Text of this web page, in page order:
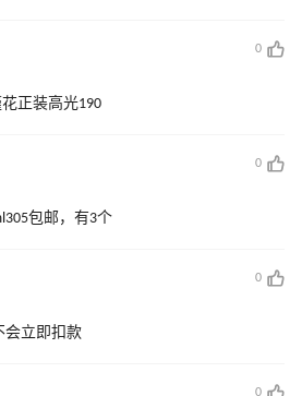
0
正装高光190
0
包邮，有3个
0
会立即扣款
0